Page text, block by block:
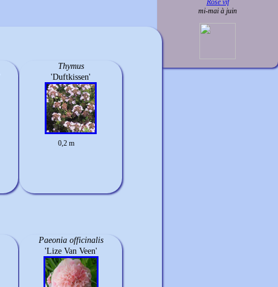
Rose vif
mi-mai à juin
Thymus
'Duftkissen'
0,2 m
Paeonia officinalis
'Lize Van Veen'